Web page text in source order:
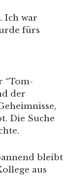
Ich war
fürs
“Tom-
der
Die Suche
bleibt
aus